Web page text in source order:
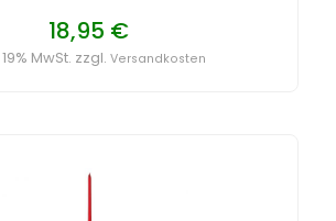
18,95 €
MwSt. zzgl. Versandkosten